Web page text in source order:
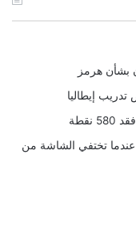
بشأن هرمز
إيطاليا
عندما تختفي الشاشة من